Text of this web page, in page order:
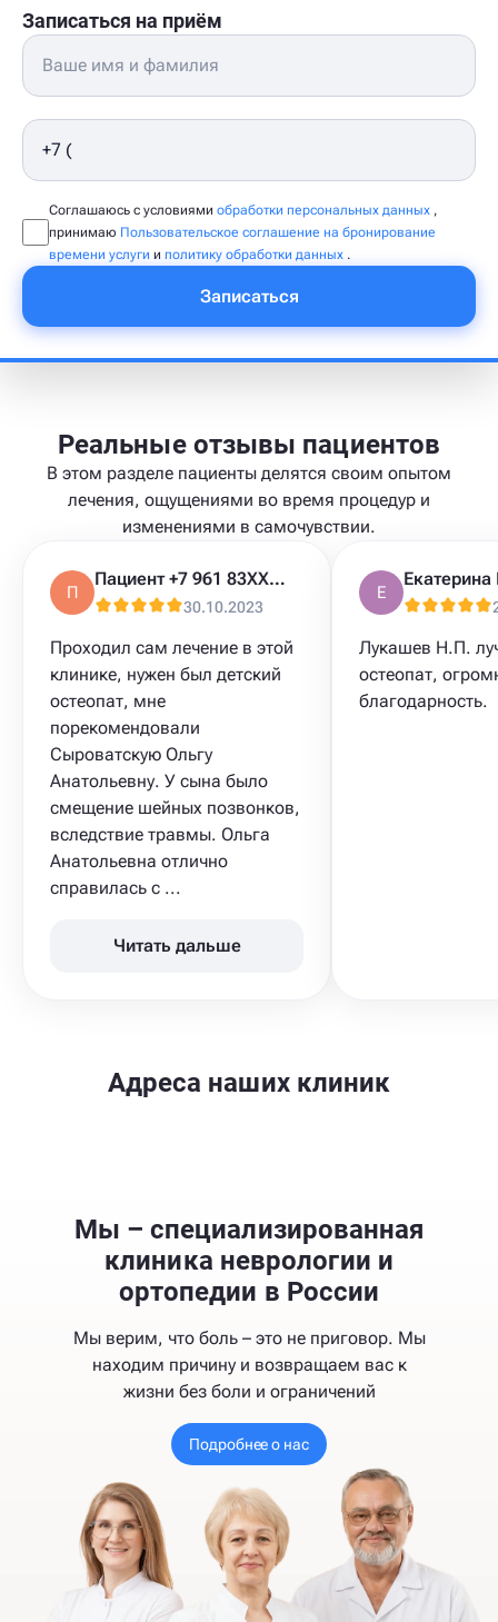
Записаться на приём
Соглашаюсь с условиями обработки персональных данных ,
принимаю Пользовательское соглашение на бронирование
времени услуги и политику обработки данных .
Записаться
Реальные отзывы пациентов
В этом разделе пациенты делятся своим опытом
лечения, ощущениями во время процедур и
изменениями в самочувствии.
П
Пациент +7 961 83XXXXX
30.10.2023
Проходил сам лечение в этой
клинике, нужен был детский
остеопат, мне
порекомендовали
Сыроватскую Ольгу
Анатольевну. У сына было
смещение шейных позвонков,
вследствие травмы. Ольга
Анатольевна отлично
справилась с ...
Читать дальше
Е
Лукашев Н.П.
остеопат,
благодарность.
Адреса наших клиник
Мы – специализированная
клиника неврологии и
ортопедии в России
Мы верим, что боль – это не приговор. Мы
находим причину и возвращаем вас к
жизни без боли и ограничений
Подробнее о нас